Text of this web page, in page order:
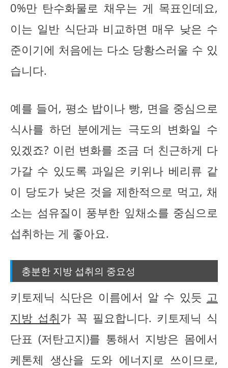
0%만 탄수화물로 채우는 게 목표인데요,
이는 일반 식단과 비교하면 매우 낮은 수
준이기에 처음에는 다소 당황스러울 수 있
습니다.
예를 들어, 평소 밥이나 빵, 면을 중심으로
식사를 하던 분에게는 극도의 변화일 수
있겠죠? 이런 변화를 조금 더 친근하게 다
가갈 수 있도록 과일은 키위나 베리류 같
이 당도가 낮은 것을 제한적으로 먹고, 채
소는 섬유질이 풍부한 잎채소를 중심으로
섭취하는 게 좋아요.
충분한 지방 섭취의 중요성
키토제닉 식단은 이름에서 알 수 있듯 고
지방 섭취가 꼭 필요합니다. 키토제닉 식
단표 (저탄고지)를 통해서 지방은 몸에서
케톤체 생산을 도와 에너지로 쓰이므로,